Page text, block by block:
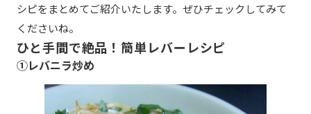
シピをまとめてご紹介いたします。ぜひチェックしてみて
くださいね。
ひと手間で絶品！簡単レバーレシピ
①レバニラ炒め